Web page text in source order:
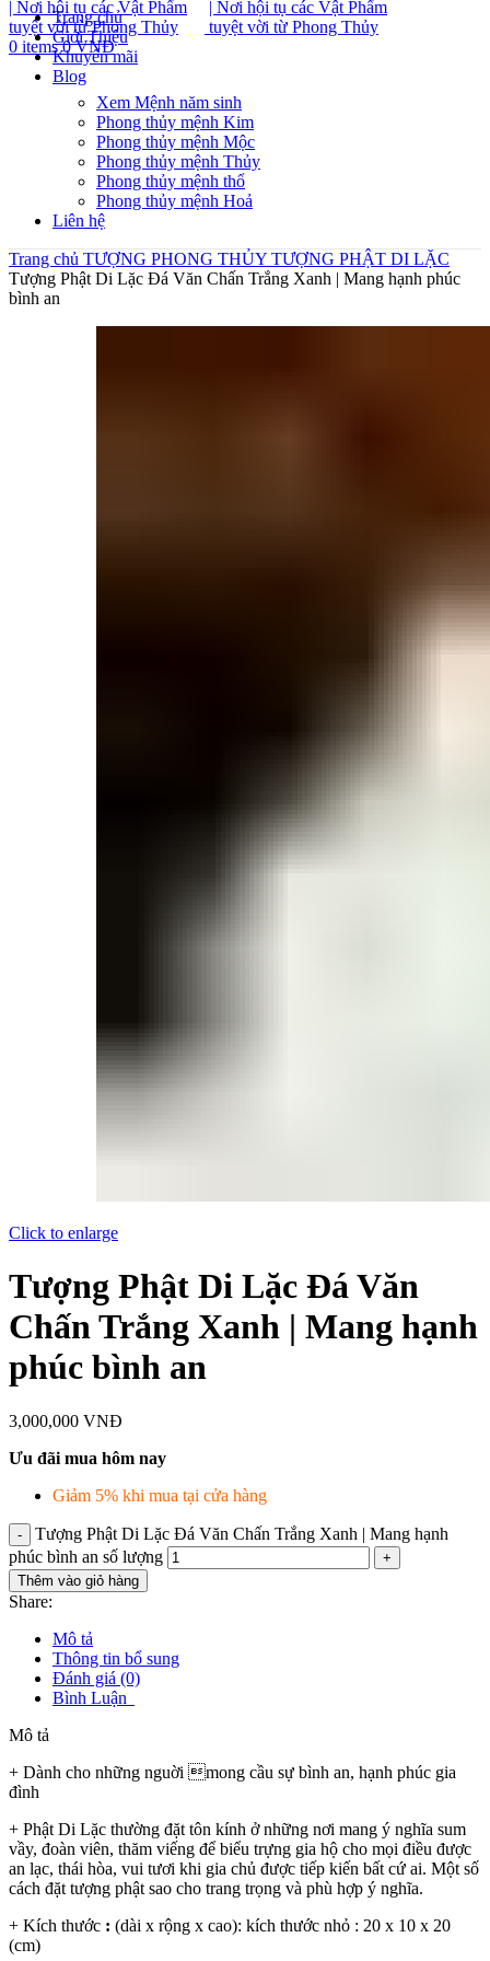
0 items 0VNĐ
Trang chủ
Giới Thiệu
Khuyến mãi
Blog
Xem Mệnh năm sinh
Phong thủy mệnh Kim
Phong thủy mệnh Mộc
Phong thủy mệnh Thủy
Phong thủy mệnh thổ
Phong thủy mệnh Hoả
Liên hệ
Trang chủ TƯỢNG PHONG THỦY TƯỢNG PHẬT DI LẶC
Tượng Phật Di Lặc Đá Văn Chấn Trắng Xanh | Mang hạnh phúc
bình an
Click to enlarge
Tượng Phật Di Lặc Đá Văn
Chấn Trắng Xanh | Mang hạnh
phúc bình an
3,000,000 VNĐ
Ưu đãi mua hôm nay
Giảm 5% khi mua tại cửa hàng
Tượng Phật Di Lặc Đá Văn Chấn Trắng Xanh | Mang hạnh
phúc bình an số lượng
Thêm vào giỏ hàng
Share:
Mô tả
Thông tin bổ sung
Đánh giá (0)
Bình Luận
Mô tả
+ Dành cho những nguời mong cầu sự bình an, hạnh phúc gia
đình
+ Phật Di Lặc thường đặt tôn kính ở những nơi mang ý nghĩa sum
vầy, đoàn viên, thăm viếng để biểu trựng gia hộ cho mọi điều được
an lạc, thái hòa, vui tươi khi gia chủ được tiếp kiến bất cứ ai. Một số
cách đặt tượng phật sao cho trang trọng và phù hợp ý nghĩa.
+ Kích thước : (dài x rộng x cao): kích thước nhỏ : 20 x 10 x 20
(cm)